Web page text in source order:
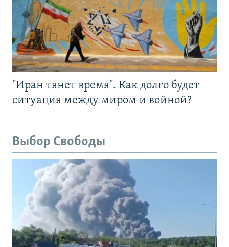
"Иран тянет время". Как долго будет
ситуация между миром и войной?
Выбор Свободы